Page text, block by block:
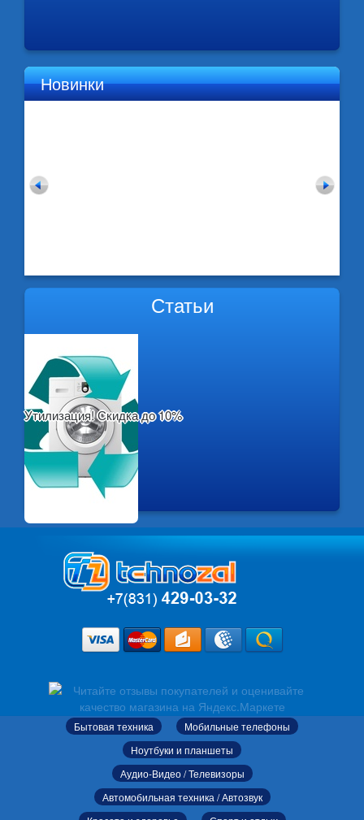
Новинки
Статьи
Утилизация! Скидка до 10%
Бытовая техника
Мобильные телефоны
Ноутбуки и планшеты
Аудио-Видео / Телевизоры
Автомобильная техника / Автозвук